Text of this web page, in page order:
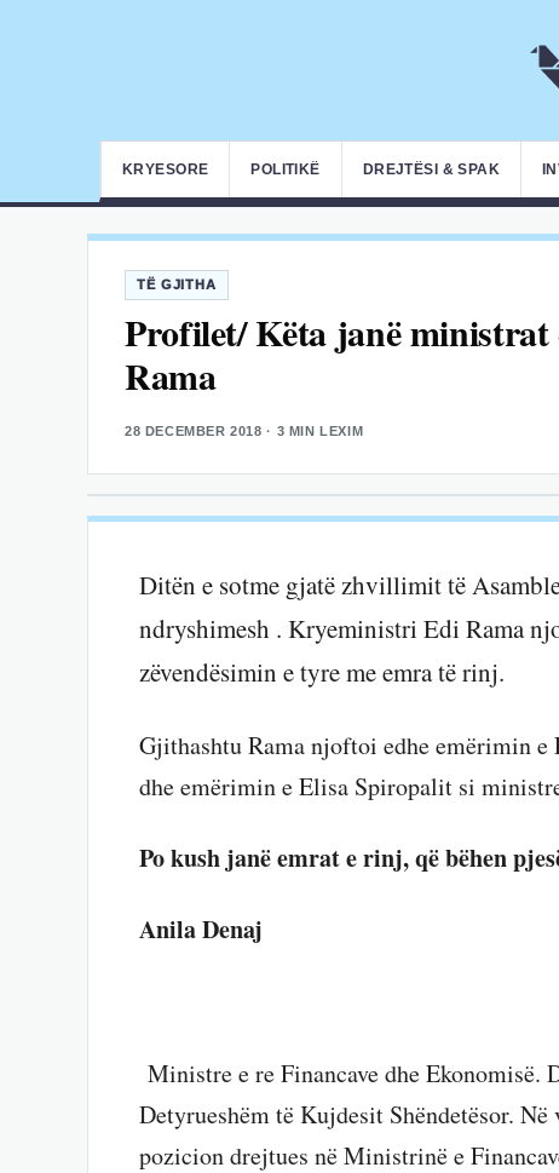
KRYESORE POLITIKË DREJTËSI & SPAK
TË GJITHA
Profilet/ Këta janë
Rama
28 DECEMBER 2018 · 3 MIN LEXIM
Ditën e sotme gjatë zhvillimit të
ndryshimesh . Kryeministri Edi Rama
zëvendësimin e tyre me emra të rinj.
Gjithashtu Rama njoftoi edhe emërimin
dhe emërimin e Elisa Spiropalit si
Po kush janë emrat e rinj, që bëhen
Anila Denaj
Ministre e re Financave dhe
Detyrueshëm të Kujdesit Shëndetësor.
pozicion drejtues në Ministrinë e